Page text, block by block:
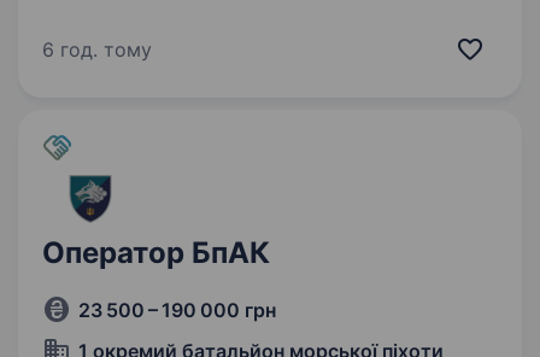
систем 117 бригади ТрО запрошую на
6 год. тому
Оператор БпАК
23 500 – 190 000 грн
1 окремий батальйон морської піхоти